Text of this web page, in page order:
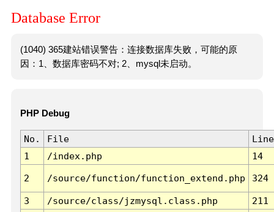
Database Error
(1040) 365建站错误警告：连接数据库失败，可能的原
因：1、数据库密码不对; 2、mysql未启动。
PHP Debug
No. File
Line
1
/index.php 14
2 /source/function/function_extend.php 324
3 /source/class/jzmysql.class.php
211